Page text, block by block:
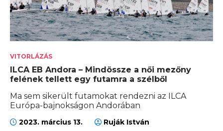
VITORLÁZÁS
ILCA EB Andora – Mindössze a női mezőny
felének tellett egy futamra a szélből
Ma sem sikerült futamokat rendezni az ILCA
Európa-bajnokságon Andorában
2023. március 13. Ruják István